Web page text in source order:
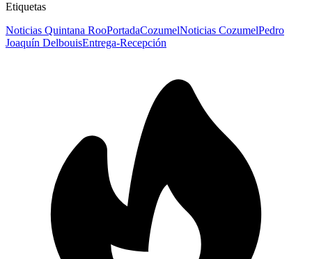
Etiquetas
Noticias Quintana RooPortadaCozumelNoticias CozumelPedro
Joaquín DelbouisEntrega-Recepción